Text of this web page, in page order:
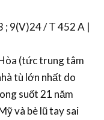
; 9(V)24 / T 452 A |
(tức trung tâm
tù lớn nhất do
suốt 21 năm
và bè lũ tay sai